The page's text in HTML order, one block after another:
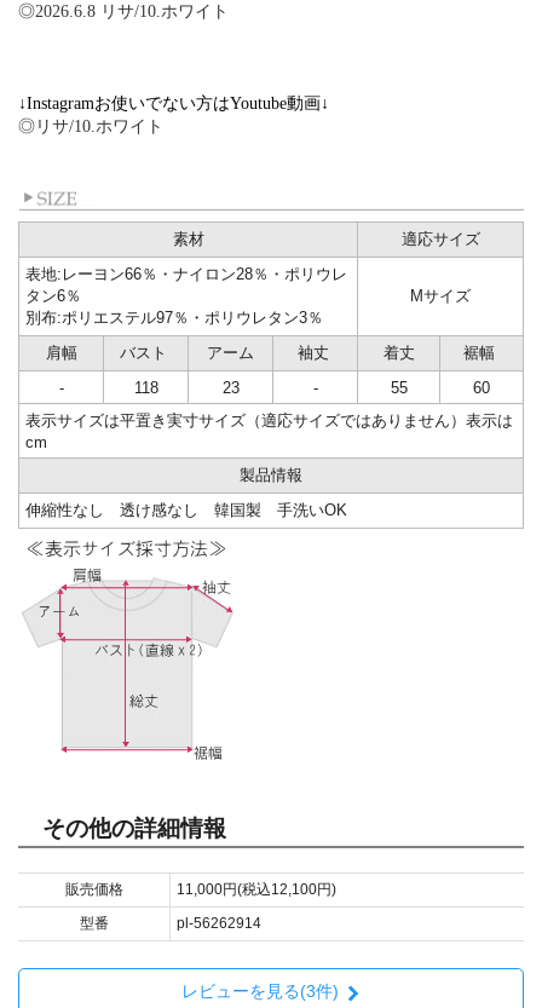
◎2026.6.8 リサ/10.ホワイト
↓Instagramお使いでない方はYoutube動画↓
◎リサ/10.ホワイト
素材
適応サイズ
表地:レーヨン66％・ナイロン28％・ポリウレ
タン6％
別布:ポリエステル97％・ポリウレタン3％
Mサイズ
肩幅 バスト アーム 袖丈 着丈
裾幅
-
118 23 - 55
60
表示サイズは平置き実寸サイズ（適応サイズではありません）表示は
cm
製品情報
伸縮性なし 透け感なし 韓国製 手洗いOK
その他の詳細情報
販売価格
11,000円(税込12,100円)
型番
pl-56262914
レビューを見る(3件)